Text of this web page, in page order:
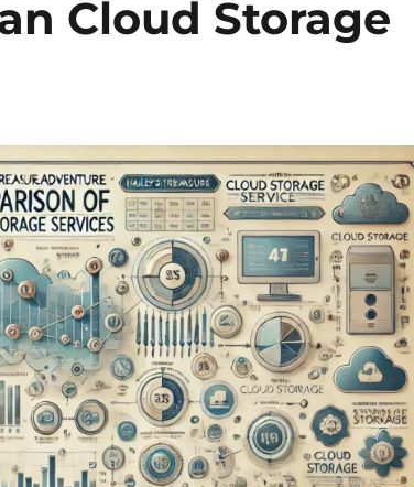
Cloud Storage